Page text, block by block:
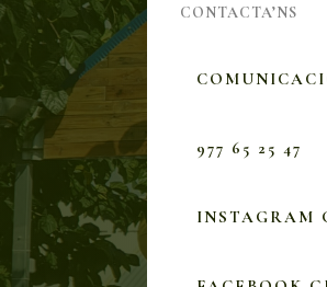
CONTACTA’NS
977 65 25 47
INSTAGRAM